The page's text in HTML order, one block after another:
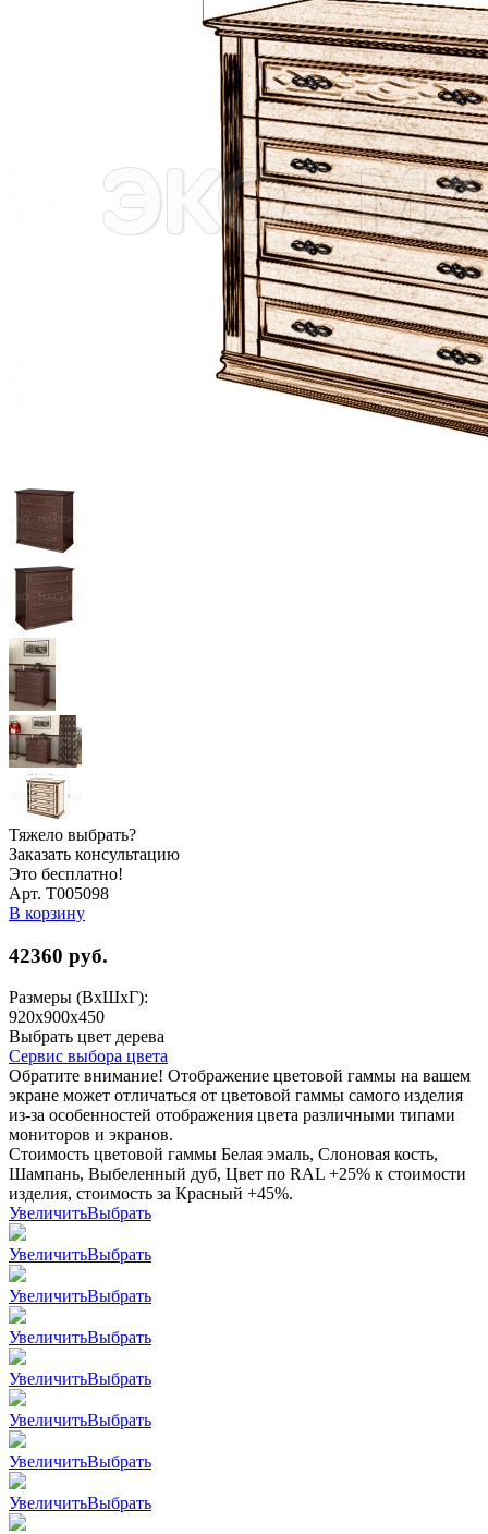
Тяжело выбрать?
Заказать консультацию
Это бесплатно!
Арт. Т005098
В корзину
42360 руб.
Размеры (ВхШхГ):
920x900x450
Выбрать цвет дерева
Сервис выбора цвета
Обратите внимание! Отображение цветовой гаммы на вашем
экране может отличаться от цветовой гаммы самого изделия
из-за особенностей отображения цвета различными типами
мониторов и экранов.
Стоимость цветовой гаммы Белая эмаль, Слоновая кость,
Шампань, Выбеленный дуб, Цвет по RAL +25% к стоимости
изделия, стоимость за Красный +45%.
УвеличитьВыбрать
УвеличитьВыбрать
УвеличитьВыбрать
УвеличитьВыбрать
УвеличитьВыбрать
УвеличитьВыбрать
УвеличитьВыбрать
УвеличитьВыбрать